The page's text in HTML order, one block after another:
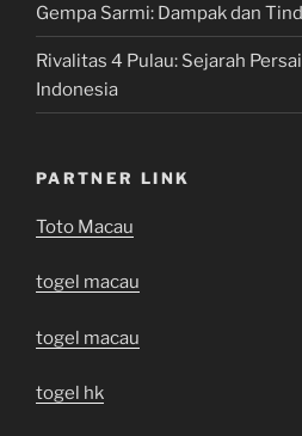
Gempa Sarmi: Dampak dan
Rivalitas 4 Pulau: Sejarah
Indonesia
PARTNER LINK
Toto Macau
togel macau
togel macau
togel hk